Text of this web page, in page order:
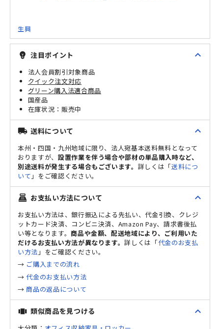
生興
emoji_objects 注目ポイント expand_less
法人会員割引対象商品
クイック注文対応
グリーン購入法適合商品
国産品
販売中
local_shipping 送料について expand_less
本州・四国・九州地域に限り、法人宛基本送料無料となって
おりますが、 設置作業を伴う場合や部材の単品購入時など、
別途送料が発生する場合もございます。 詳しくは「送料につ
いて 」をご確認ください。
point_of_sale お支払い方法について expand_less
お支払い方法は、銀行振込による先払い、代金引換、クレジ
ットカード決済、コンビニ決済、Amazon Pay、請求書後払
い等となります。商品や金額、配送地域により、ご利用いた
だけるお支払い方法が異なります。詳しくは「代金のお支払
い方法 」をご確認ください。
→ ご購入までの流れ
→代金のお支払い方法
→ 商品の返品について
view_carousel 類似商品を見つける expand_less